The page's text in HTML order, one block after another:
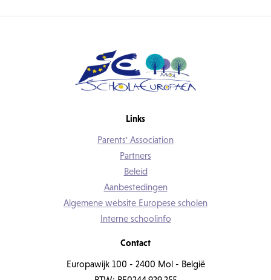
Links
Parents' Association
Partners
Beleid
Aanbestedingen
Algemene website Europese scholen
Interne schoolinfo
Contact
Europawijk 100 - 2400 Mol - België